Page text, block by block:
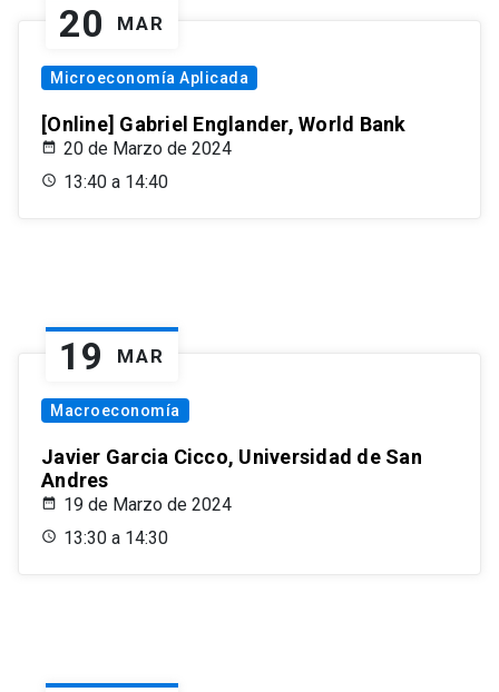
20 MAR
Microeconomía Aplicada
[Online] Gabriel Englander, World Bank
20 de Marzo de 2024
13:40 a 14:40
19 MAR
Macroeconomía
Javier Garcia Cicco, Universidad de San
Andres
19 de Marzo de 2024
13:30 a 14:30